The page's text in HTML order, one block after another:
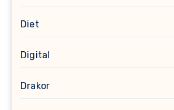
Diet
Digital
Drakor